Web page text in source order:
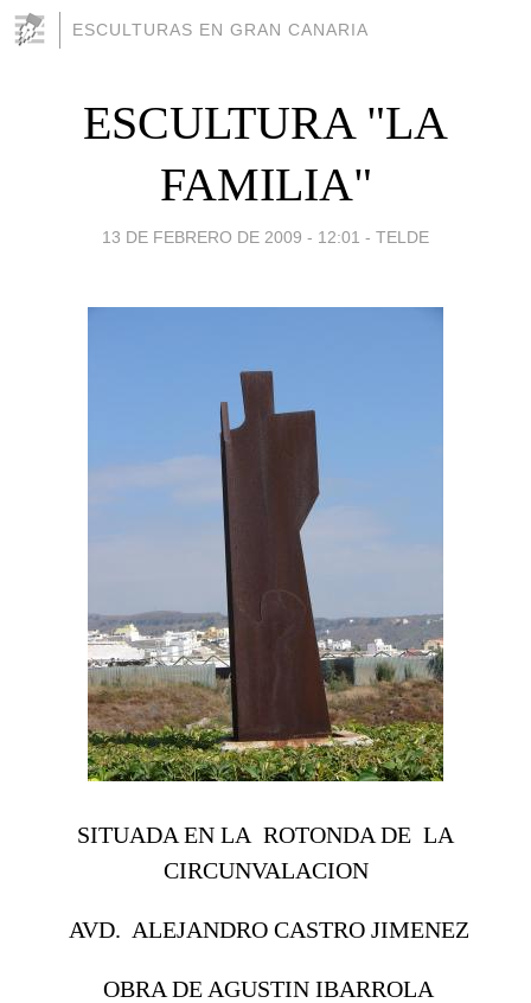
ESCULTURAS EN GRAN CANARIA
ESCULTURA "LA
FAMILIA"
13 DE FEBRERO DE 2009 - 12:01 - TELDE
SITUADA EN LA ROTONDA DE LA
CIRCUNVALACION
AVD. ALEJANDRO CASTRO JIMENEZ
OBRA DE AGUSTIN IBARROLA